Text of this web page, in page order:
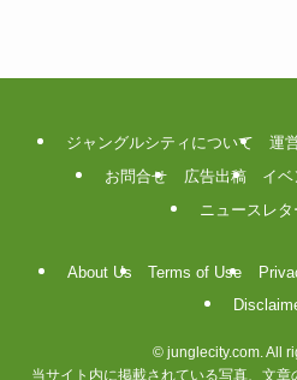
ジャングルシティについて 運
お問合せ
広告出稿
イ
ニュースレタ
About Us Terms of Use
©junglecity.com. All
当サイト内に掲載されている写真、文章